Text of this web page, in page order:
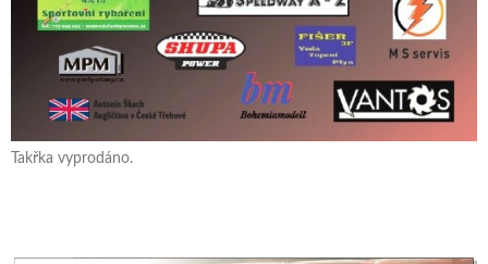
Takřka vyprodáno.